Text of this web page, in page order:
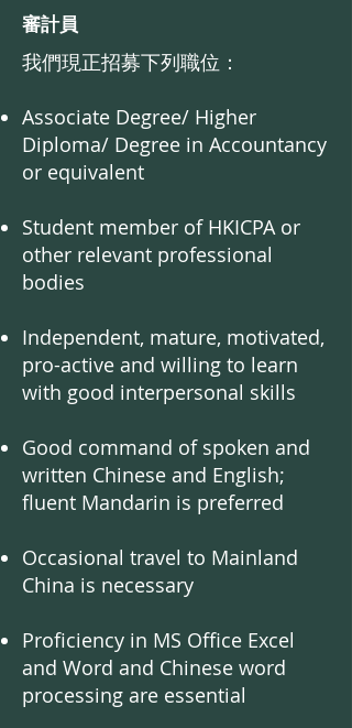
審計員
我們現正招募下列職位：
Associate Degree/ Higher
Diploma/ Degree in Accountancy
or equivalent
Student member of HKICPA or
other relevant professional
bodies
Independent, mature, motivated,
pro-active and willing to learn
with good interpersonal skills
Good command of spoken and
written Chinese and English;
fluent Mandarin is preferred
Occasional travel to Mainland
China is necessary
Proficiency in MS Office Excel
and Word and Chinese word
processing are essential